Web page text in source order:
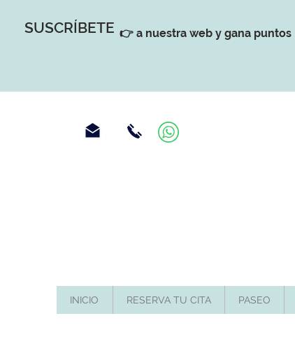
SUSCRÍBETE 👉 a nuestra web y gana puntos
INICIO RESERVA TU CITA PASEO